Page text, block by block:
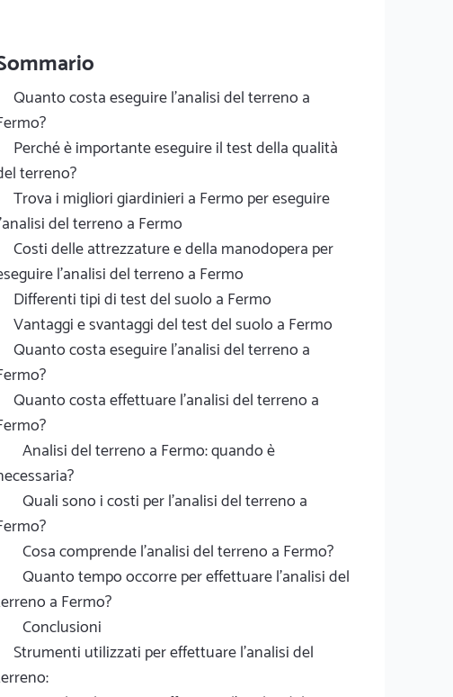
Quanto costa eseguire l'analisi del terreno a
Perché è importante eseguire il test della qualità
terreno?
Trova i migliori giardinieri a Fermo per eseguire
del terreno a Fermo
Costi delle attrezzature e della manodopera per
l'analisi del terreno a Fermo
Differenti tipi di test del suolo a Fermo
Vantaggi e svantaggi del test del suolo a Fermo
Quanto costa eseguire l'analisi del terreno a
Quanto costa effettuare l'analisi del terreno a
Analisi del terreno a Fermo: quando è
Quali sono i costi per l'analisi del terreno a
Cosa comprende l'analisi del terreno a Fermo?
Quanto tempo occorre per effettuare l'analisi del
a Fermo?
Conclusioni
Strumenti utilizzati per effettuare l'analisi del